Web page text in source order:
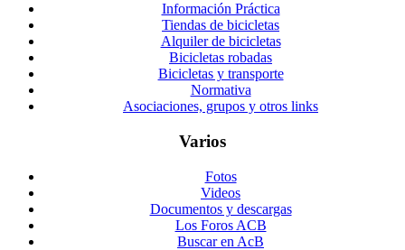
Información Práctica
Tiendas de bicicletas
Alquiler de bicicletas
Bicicletas robadas
Bicicletas y transporte
Normativa
Asociaciones, grupos y otros links
Varios
Fotos
Videos
Documentos y descargas
Los Foros ACB
Buscar en AcB